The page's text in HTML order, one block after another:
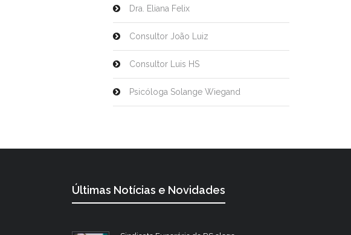
Dra. Eliana Felix
Consultor João Luiz
Consultor Luis HS
Psicóloga Solange Wiegand
Últimas Notícias e Novidades